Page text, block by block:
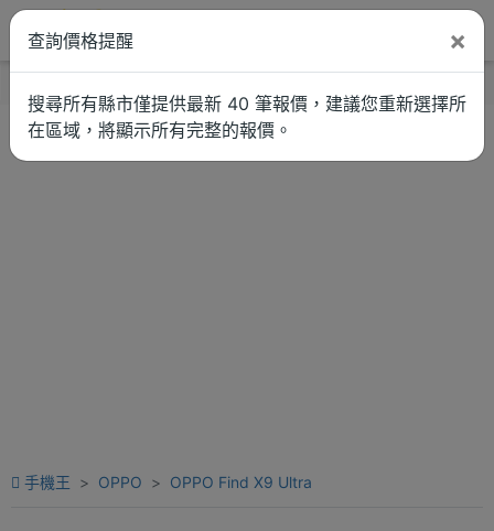
手機王 OPPO OPPO Find X9 Ultra
查詢價格提醒 ×
搜尋所有縣市僅提供最新 40 筆報價，建議您重新選擇所
在區域，將顯示所有完整的報價。